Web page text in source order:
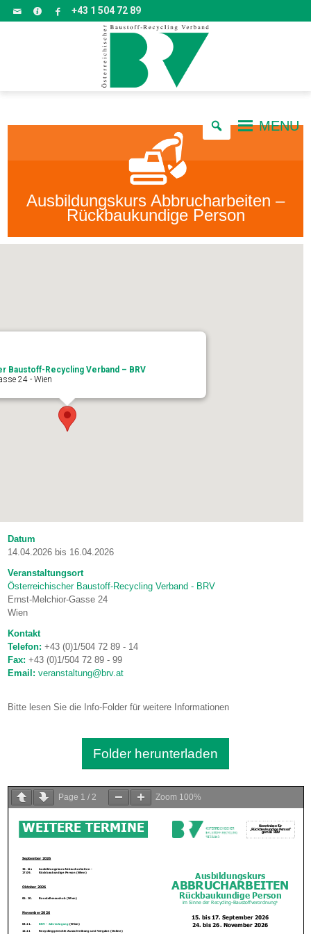
+43 1 504 72 89
MENU
Ausbildungskurs Abbrucharbeiten –
Rückbaukundige Person
Baustoff-Recycling Verband – BRV
24 - Wien
Datum
14.04.2026 bis 16.04.2026
Veranstaltungsort
Österreichischer Baustoff-Recycling Verband - BRV
Ernst-Melchior-Gasse 24
Wien
Kontakt
Telefon:+43 (0)1/504 72 89 - 14
Fax:+43 (0)1/504 72 89 - 99
Email: veranstaltung@brv.at
Bitte lesen Sie die Info-Folder für weitere Informationen
Folder herunterladen
Page 1 /2 Zoom 100%